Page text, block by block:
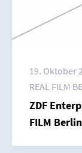
19. Oktober
REAL FILM
ZDF
FILM Berlin